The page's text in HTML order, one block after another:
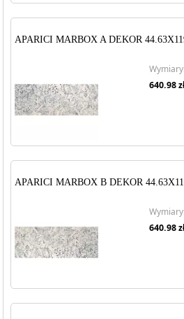
APARICI MARBOX A DEKOR
640.98
APARICI MARBOX B DEKOR
640.98